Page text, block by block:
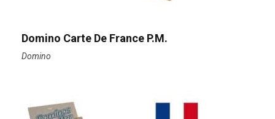
Domino Carte De France P.M.
Domino